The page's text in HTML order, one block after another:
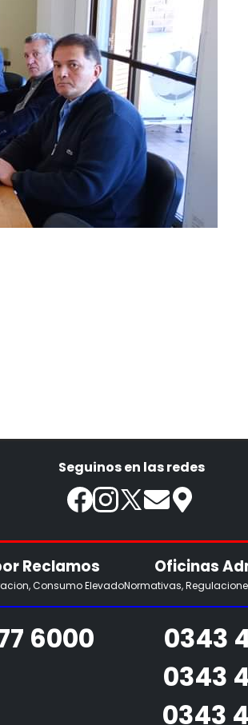
Seguinos en las redes
Reclamos
Consumo Elevado
6000
Oficinas
Normativas,
0343
0343
0343